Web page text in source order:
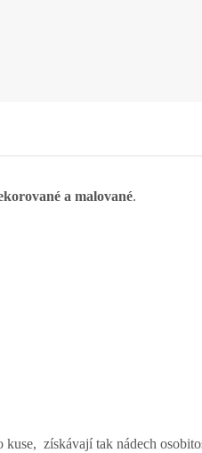
a malované.
získávají tak nádech